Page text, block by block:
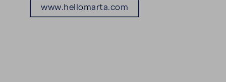
www.hellom­arta.com